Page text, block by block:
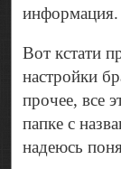
информация.
Вот кстати
настройки
прочее, все
папке с
надеюсь